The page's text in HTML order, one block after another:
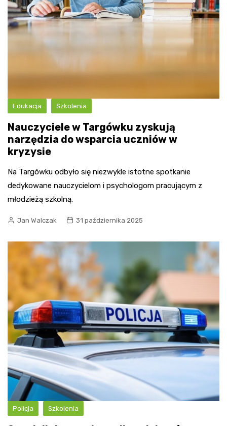
Edukacja Szkolenia
Nauczyciele w Targówku zyskują
narzędzia do wsparcia uczniów w
kryzysie
Na Targówku odbyło się niezwykle istotne spotkanie
dedykowane nauczycielom i psychologom pracującym z
młodzieżą szkolną.
Jan Walczak 31 października 2025
Policja Szkolenia